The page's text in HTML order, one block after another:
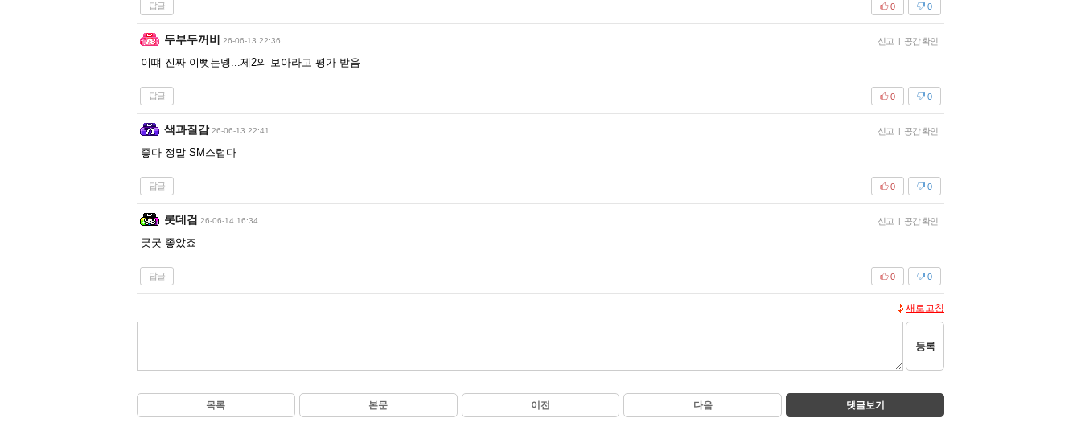
답글 0
0
두부두꺼비 26-06-13 22:36 신고 공감 확인
이떄 진짜 이뻣는뎅...제2의 보아라고 평가 받음
답글 0
0
색과질감 26-06-13 22:41 신고 공감 확인
좋다 정말 SM스럽다
답글 0
0
롯데검 26-06-14 16:34 신고 공감 확인
굿굿 좋았죠
답글 0
0
새로고침
등록
목록 본문 이전 다음 댓글보기